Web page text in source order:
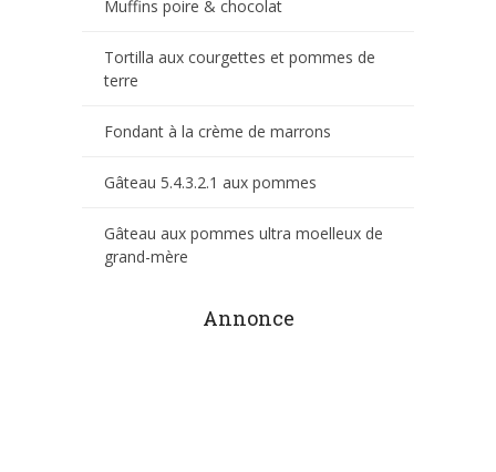
Muffins poire & chocolat
Tortilla aux courgettes et pommes de
terre
Fondant à la crème de marrons
Gâteau 5.4.3.2.1 aux pommes
Gâteau aux pommes ultra moelleux de
grand-mère
Annonce